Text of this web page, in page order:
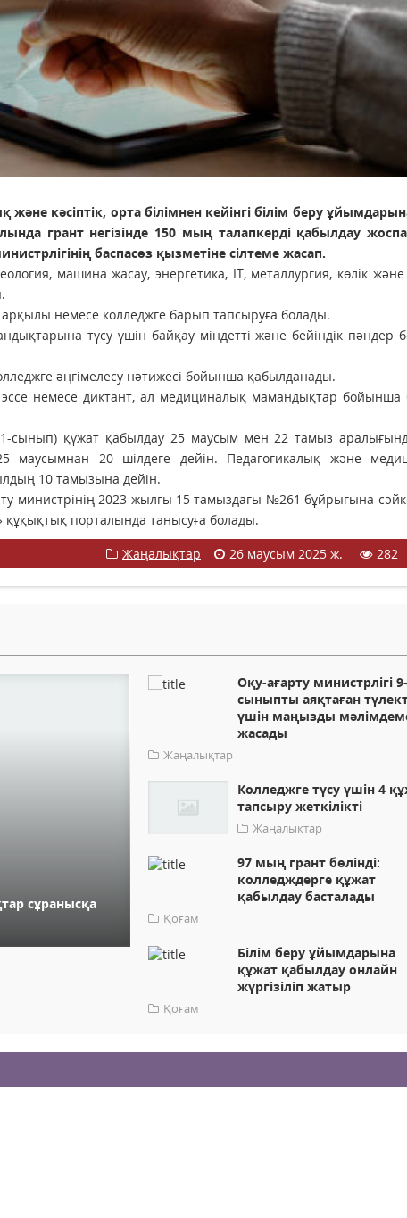
кәсіптік, орта білімнен кейінгі білім беру
грант негізінде 150 мың талапкерді қабылдау
баспасөз қызметіне сілтеме жасап.
машина жасау, энергетика, IT, металлургия, көлік
немесе колледжге барып тапсыруға болады.
түсу үшін байқау міндетті және бейіндік пәндер
әңгімелесу нәтижесі бойынша қабылданады.
немесе диктант, ал медициналық мамандықтар бойынша
құжат қабылдау 25 маусым мен 22 тамыз
20 шілдеге дейін. Педагогикалық және
10 тамызына дейін.
министрінің 2023 жылғы 15 тамыздағы №261 бұйрығына
құқықтық порталында танысуға болады.
Жаңалықтар
26 маусым 2025 ж. 282
сұранысқа
Оқу-ағарту министрлігі 9-
сыныпты аяқтаған
үшін маңызды
жасады
Жаңалықтар
Колледжге түсу үшін 4
тапсыру жеткілікті
Жаңалықтар
97 мың грант бөлінді:
колледждерге құжат
қабылдау басталады
Қоғам
Білім беру ұйымдарына
құжат қабылдау онлайн
жүргізіліп жатыр
Қоғам